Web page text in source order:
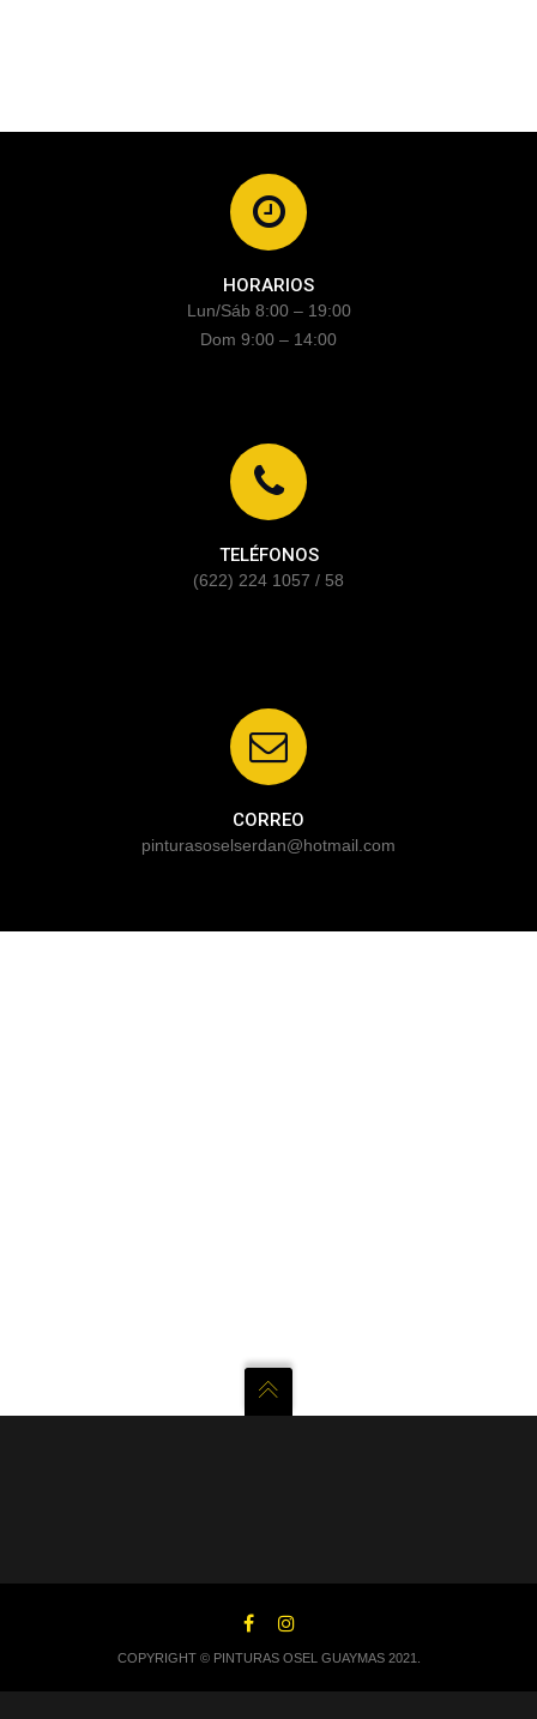
HORARIOS
Lun/Sáb 8:00 – 19:00
Dom 9:00 – 14:00
TELÉFONOS
(622) 224 1057 / 58
CORREO
pinturasoselserdan@hotmail.com
COPYRIGHT © PINTURAS OSEL GUAYMAS 2021.